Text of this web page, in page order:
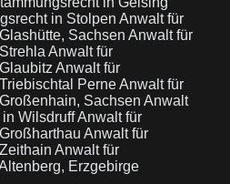
in Stolpen Anwalt für
Sachsen Anwalt für
Anwalt für
Anwalt für
PerneAnwalt für
Sachsen Anwalt
in WilsdruffAnwalt für
Anwalt für
Anwalt für
Erzgebirge